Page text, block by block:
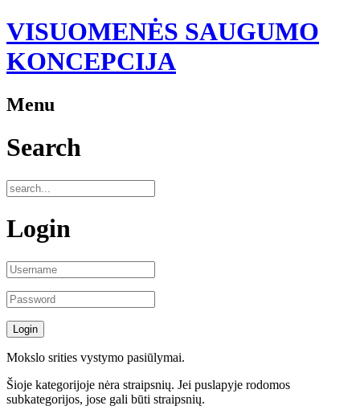
VISUOMENĖS SAUGUMO
KONCEPCIJA
Menu
Search
Login
Mokslo srities vystymo pasiūlymai.
Šioje kategorijoje nėra straipsnių. Jei puslapyje rodomos
subkategorijos, jose gali būti straipsnių.